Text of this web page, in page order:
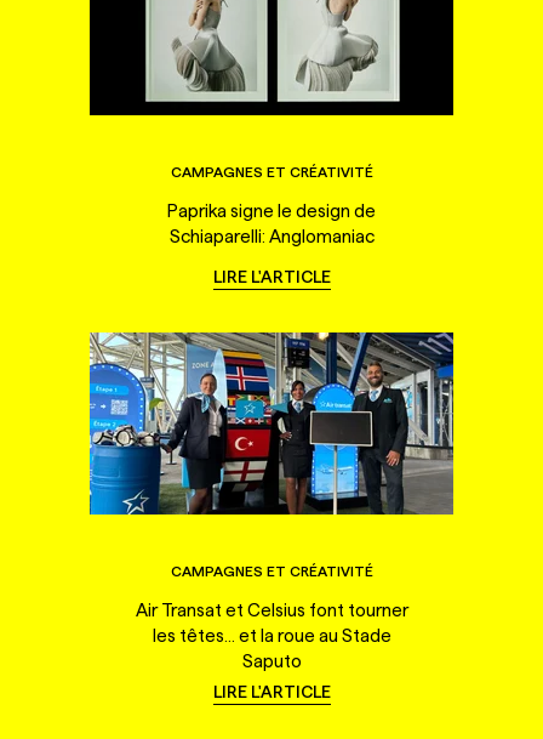
CAMPAGNES ET CRÉATIVITÉ
Paprika signe le design de
Schiaparelli: Anglomaniac
LIRE L'ARTICLE
CAMPAGNES ET CRÉATIVITÉ
Air Transat et Celsius font tourner
les têtes... et la roue au Stade
Saputo
LIRE L'ARTICLE